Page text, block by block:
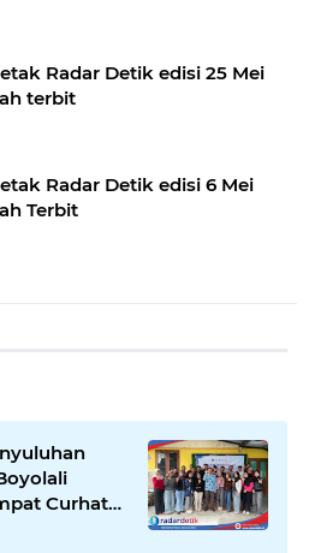
Radar Detik edisi 25 Mei
terbit
Radar Detik edisi 6 Mei
Terbit
Curhat